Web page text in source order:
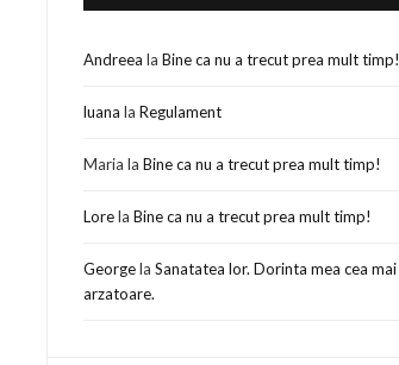
Andreea laBine ca nu a trecut prea mult timp!
luana laRegulament
Maria laBine ca nu a trecut prea mult timp!
LorelaBine ca nu a trecut prea mult timp!
GeorgelaSanatatea lor. Dorinta mea cea mai
arzatoare.